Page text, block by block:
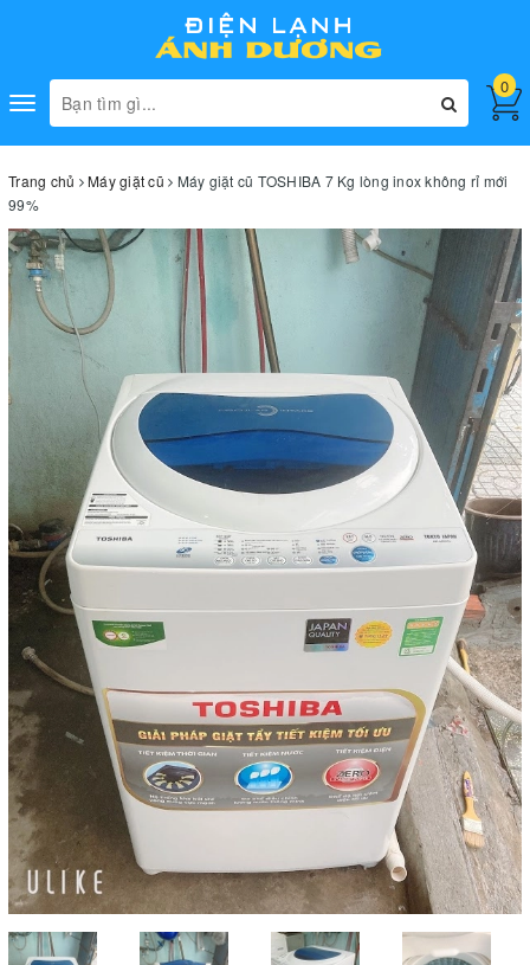
Toggle
navigation
0
Trang chủ Máy giặt cũ
Máy giặt cũ TOSHIBA 7 Kg lòng inox không rỉ mới
99%